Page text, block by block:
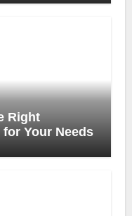
Right
Your Needs